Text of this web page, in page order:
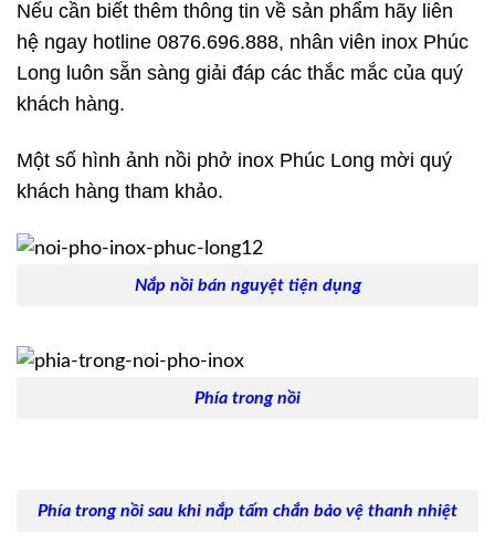
Nếu cần biết thêm thông tin về sản phẩm hãy liên
hệ ngay hotline 0876.696.888, nhân viên inox Phúc
Long luôn sẵn sàng giải đáp các thắc mắc của quý
khách hàng.
Một số hình ảnh nồi phở inox Phúc Long mời quý
khách hàng tham khảo.
Nắp nồi bán nguyệt tiện dụng
Phía trong nồi
Phía trong nồi sau khi nắp tấm chắn bảo vệ thanh nhiệt